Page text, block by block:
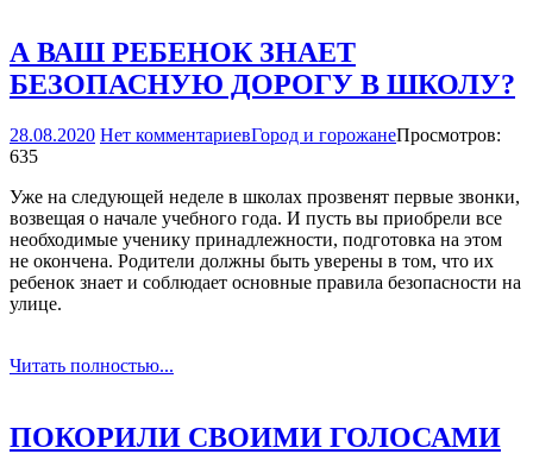
А ВАШ РЕБЕНОК ЗНАЕТ
БЕЗОПАСНУЮ ДОРОГУ В ШКОЛУ?
28.08.2020 Нет комментариевГород и горожанеПросмотров:
635
Уже на следующей неделе в школах прозвенят первые звонки,
возвещая о начале учебного года. И пусть вы приобрели все
необходимые ученику принадлежности, подготовка на этом
не окончена. Родители должны быть уверены в том, что их
ребенок знает и соблюдает основные правила безопасности на
улице.
Читать полностью...
ПОКОРИЛИ СВОИМИ ГОЛОСАМИ